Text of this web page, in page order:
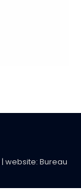
| website: Bureau